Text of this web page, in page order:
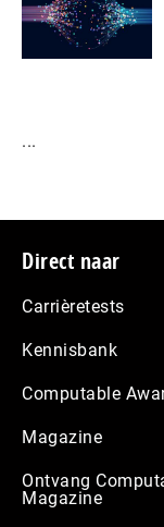
...
Footer
Direct naar
Carrièretests
Kennisbank
Computable
Magazine
Ontvang
Magazine